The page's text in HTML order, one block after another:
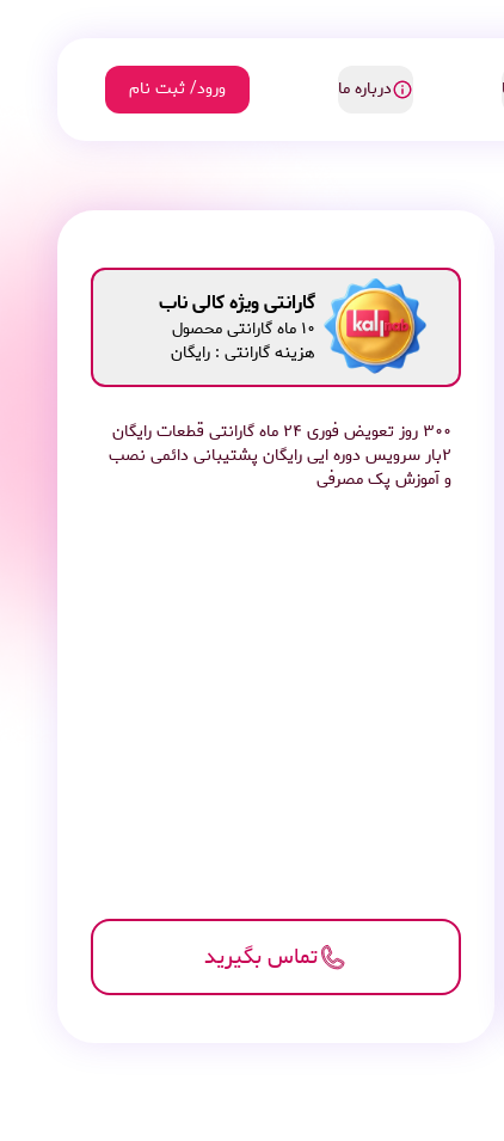
درباره ما ورود/ ثبت نام
گارانتی ویژه کالی ناب
10 ماه گارانتی محصول
هزینه گارانتی : رایگان
۳۰۰ روز تعویض فوری ۲۴ ماه گارانتی قطعات رایگان
۲بار سرویس دوره ایی رایگان پشتیبانی دائمی نصب
و آموزش پک مصرفی
تماس بگیرید